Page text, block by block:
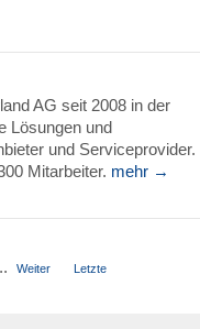
AG seit 2008 in der
Lösungen und
und Serviceprovider.
Mitarbeiter. mehr →
Weiter Letzte